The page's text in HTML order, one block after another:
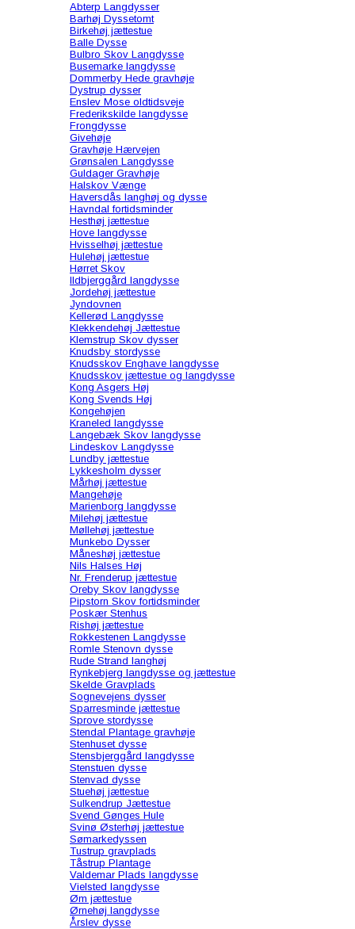
Abterp Langdysser
Barhøj Dyssetomt
Birkehøj jættestue
Balle Dysse
Bulbro Skov Langdysse
Busemarke langdysse
Dommerby Hede gravhøje
Dystrup dysser
Enslev Mose oldtidsveje
Frederikskilde langdysse
Frongdysse
Givehøje
Gravhøje Hærvejen
Grønsalen Langdysse
Guldager Gravhøje
Halskov Vænge
Haversdås langhøj og dysse
Havndal fortidsminder
Hesthøj jættestue
Hove langdysse
Hvisselhøj jættestue
Hulehøj jættestue
Hørret Skov
Ildbjerggård langdysse
Jordehøj jættestue
Jyndovnen
Kellerød Langdysse
Klekkendehøj Jættestue
Klemstrup Skov dysser
Knudsby stordysse
Knudsskov Enghave langdysse
Knudsskov jættestue og langdysse
Kong Asgers Høj
Kong Svends Høj
Kongehøjen
Kraneled langdysse
Langebæk Skov langdysse
Lindeskov Langdysse
Lundby jættestue
Lykkesholm dysser
Mårhøj jættestue
Mangehøje
Marienborg langdysse
Milehøj jættestue
Møllehøj jættestue
Munkebo Dysser
Måneshøj jættestue
Nils Halses Høj
Nr. Frenderup jættestue
Oreby Skov langdysse
Pipstorn Skov fortidsminder
Poskær Stenhus
Rishøj jættestue
Rokkestenen Langdysse
Romle Stenovn dysse
Rude Strand langhøj
Rynkebjerg langdysse og jættestue
Skelde Gravplads
Sognevejens dysser
Sparresminde jættestue
Sprove stordysse
Stendal Plantage gravhøje
Stenhuset dysse
Stensbjerggård langdysse
Stenstuen dysse
Stenvad dysse
Stuehøj jættestue
Sulkendrup Jættestue
Svend Gønges Hule
Svinø Østerhøj jættestue
Sømarkedyssen
Tustrup gravplads
Tåstrup Plantage
Valdemar Plads langdysse
Vielsted langdysse
Øm jættestue
Ørnehøj langdysse
Årslev dysse